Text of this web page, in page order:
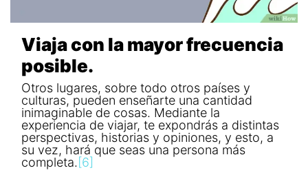
Viaja con la mayor frecuencia
posible.
Otros lugares, sobre todo otros países y
culturas, pueden enseñarte una cantidad
inimaginable de cosas. Mediante la
experiencia de viajar, te expondrás a distintas
perspectivas, historias y opiniones, y esto, a
su vez, hará que seas una persona más
completa.[6]